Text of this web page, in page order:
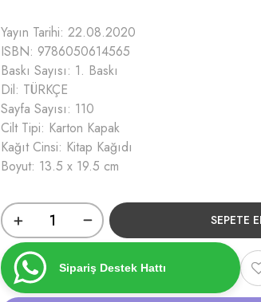
Yayın Tarihi: 22.08.2020
ISBN: 9786050614565
Baskı Sayısı: 1. Baskı
Dil: TÜRKÇE
Sayfa Sayısı: 110
Cilt Tipi: Karton Kapak
Kağıt Cinsi: Kitap Kağıdı
Boyut: 13.5 x 19.5 cm
SEPETE
Sipariş Destek Hattı